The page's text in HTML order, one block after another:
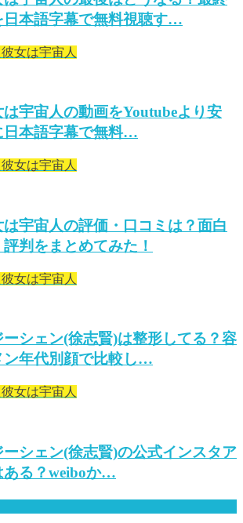
日本語字幕で無料視聴す…
女は宇宙人
宇宙人の動画をYoutubeより安
日本語字幕で無料…
女は宇宙人
宇宙人の評価・口コミは？面白
判をまとめてみた！
女は宇宙人
ーシェン(徐志賢)は整形してる？容
ン年代別顔で比較し…
女は宇宙人
ーシェン(徐志賢)の公式インスタア
ある？weiboか…